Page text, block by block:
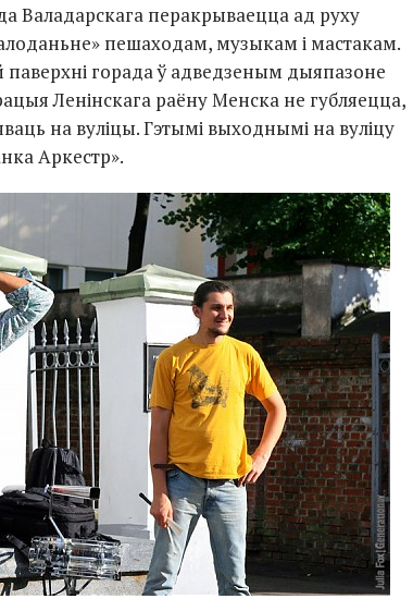
Валадарскага перакрываецца ад руху
пешаходам, музыкам і мастакам.
горада ў адведзеным дыяпазоне
Ленінскага раёну Менска не губляецца,
на вуліцы. Гэтымі выходнымі на вуліцу
Аркестр».